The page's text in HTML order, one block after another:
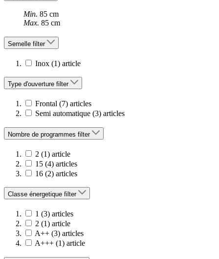
Min. 85 cm
Max. 85 cm
Semelle filter
Inox (1) article
Type d'ouverture filter
Frontal (7) articles
Semi automatique (3) articles
Nombre de programmes filter
2 (1) article
15 (4) articles
16 (2) articles
Classe énergetique filter
1 (3) articles
2 (1) article
A++ (3) articles
A+++ (1) article